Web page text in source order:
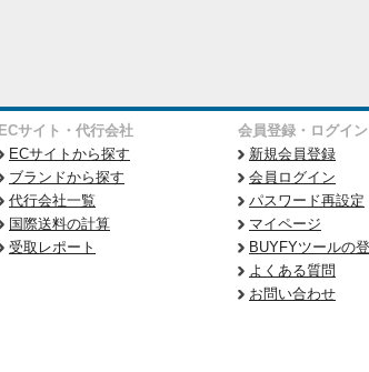
ECサイト・代行会社
ECサイトから探す
ブランドから探す
代行会社一覧
国際送料の計算
受取レポート
会員登録・ログイン
新規会員登録
会員ログイン
パスワード再設定
マイページ
BUYFYツールの
よくある質問
お問い合わせ